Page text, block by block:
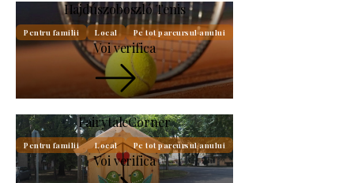
Hajdúszoboszló Tenis
Pentru familii Local Pe tot parcursul anului
Voi verifica
FairytaleCorner
Pentru familii Local Pe tot parcursul anului
Voi verifica